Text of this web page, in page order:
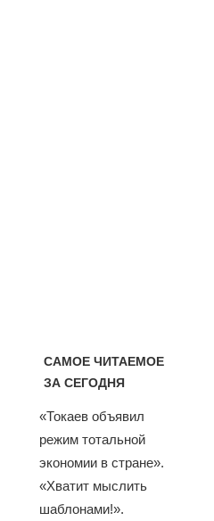
САМОЕ ЧИТАЕМОЕ
ЗА СЕГОДНЯ
«Токаев объявил
режим тотальной
экономии в стране».
«Хватит мыслить
шаблонами!».